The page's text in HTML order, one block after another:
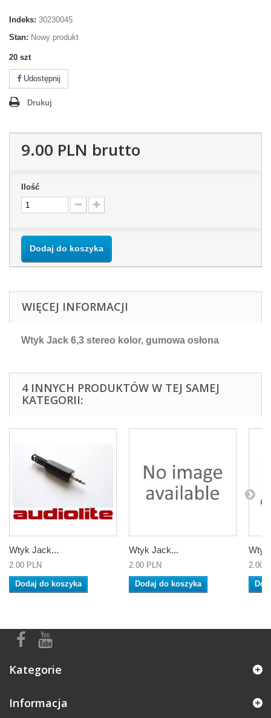
Indeks: 30230045
Stan: Nowy produkt
20 szt
Udostępnij
Drukuj
9.00 PLN brutto
Ilość
Dodaj do koszyka
WIĘCEJ INFORMACJI
Wtyk Jack 6,3 stereo kolor, gumowa osłona
4 INNYCH PRODUKTÓW W TEJ SAMEJ
KATEGORII:
Wtyk Jack...
2.00 PLN
Dodaj do koszyka
Wtyk Jack...
2.00 PLN
Dodaj do koszyka
2.00
Kategorie
Informacja